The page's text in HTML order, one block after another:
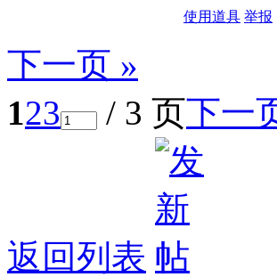
使用道具 举报
下一页 »
123 / 3 页下一
返回列表